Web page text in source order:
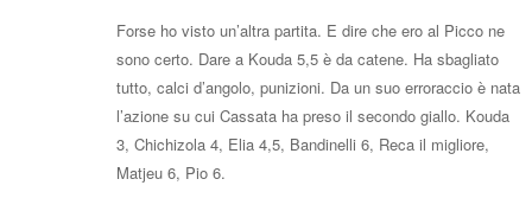
Forse ho visto un’altra partita. E dire che ero al Picco ne
sono certo. Dare a Kouda 5,5 è da catene. Ha sbagliato
tutto, calci d’angolo, punizioni. Da un suo erroraccio è nata
l’azione su cui Cassata ha preso il secondo giallo. Kouda
3, Chichizola 4, Elia 4,5, Bandinelli 6, Reca il migliore,
Matjeu 6, Pio 6.